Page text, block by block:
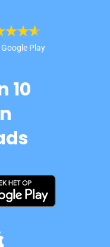
Play
10